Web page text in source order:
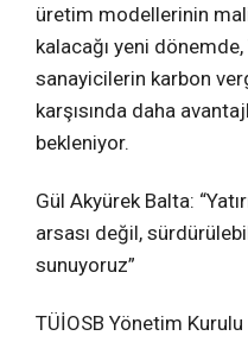
üretim modellerinin
kalacağı yeni dönemde,
sanayicilerin karbon
karşısında daha
bekleniyor.
Gül Akyürek Balta:
arsası değil,
sunuyoruz”
TÜİOSB Yönetim